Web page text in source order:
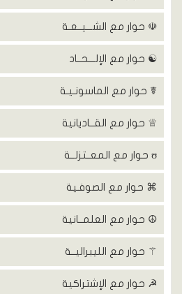
☫ حوار مع الشـــيــعـة
☯ حوار مع الإلـــحــاد
☤ حوار مع الماسونـيـة
♕ حوار مع القــاديانية
ʊ حوار مع المعــتزلــة
⌘ حوار مع الصوفـية
☮ حوار مع العلمــانية
⚚ حوار مع الليبراليــة
☭ حوار مع الإشتراكية